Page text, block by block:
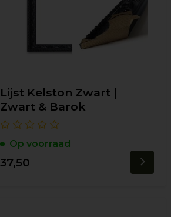
Lijst Kelston Zwart |
Zwart & Barok
Op voorraad
37,50